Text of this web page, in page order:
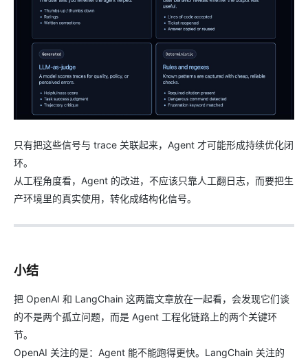
只有把这些信号与 trace 关联起来，Agent 才可能形成持续优化闭
环。
从工程角度看，Agent 的改进，不应该只靠人工翻日志，而要把生
产环境里的真实使用，转化成结构化信号。
小结
把 OpenAI 和 LangChain 这两篇文章放在一起看，会发现它们谈
的不是两个孤立问题，而是 Agent 工程化链路上的两个关键环
节。
OpenAI 关注的是：Agent 能不能跑得更快。LangChain 关注的